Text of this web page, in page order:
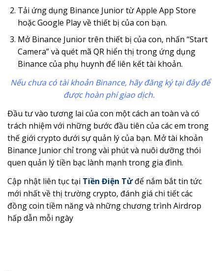
Tải ứng dụng Binance Junior từ Apple App Store
hoặc Google Play về thiết bị của con bạn.
Mở Binance Junior trên thiết bị của con, nhấn “Start
Camera” và quét mã QR hiển thị trong ứng dụng
Binance của phụ huynh để liên kết tài khoản.
Nếu chưa có tài khoản Binance, hãy đăng ký tại đây để
được hoàn phí giao dịch.
Đầu tư vào tương lai của con một cách an toàn và có
trách nhiệm với những bước đầu tiên của các em trong
thế giới crypto dưới sự quản lý của bạn. Mở tài khoản
Binance Junior chỉ trong vài phút và nuôi dưỡng thói
quen quản lý tiền bạc lành mạnh trong gia đình.
Cập nhật liên tục tại Tiền Điện Tửđể nắm bắt tin tức
mới nhất về thị trường crypto, đánh giá chi tiết các
đồng coin tiềm năng và những chương trình Airdrop
hấp dẫn mỗi ngày